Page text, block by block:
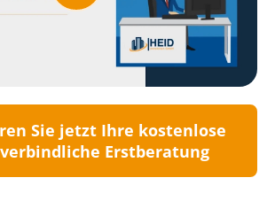
Sie jetzt Ihre kostenlose
Erstberatung